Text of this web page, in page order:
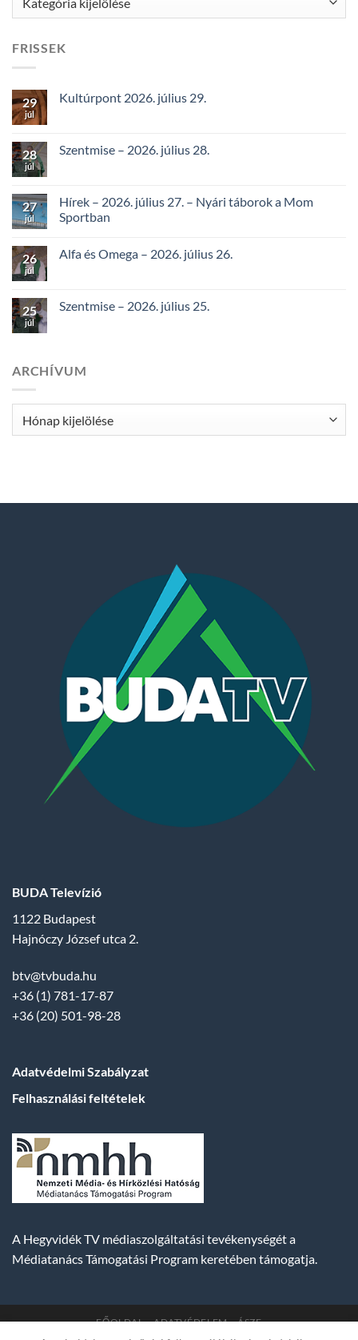
FRISSEK
29
júl
Kultúrpont 2026. július 29.
28
júl
Szentmise – 2026. július 28.
27
júl
Hírek – 2026. július 27. – Nyári táborok a Mom
Sportban
26
júl
Alfa és Omega – 2026. július 26.
25
júl
Szentmise – 2026. július 25.
ARCHÍVUM
BUDA Televízió
1122 Budapest
Hajnóczy József utca 2.
btv@tvbuda.hu
+36 (1) 781-17-87
+36 (20) 501-98-28
Adatvédelmi Szabályzat
Felhasználási feltételek
A Hegyvidék TV médiaszolgáltatási tevékenységét a
Médiatanács Támogatási Program keretében támogatja.
FŐOLDAL ADATVÉDELEM ÁSZF